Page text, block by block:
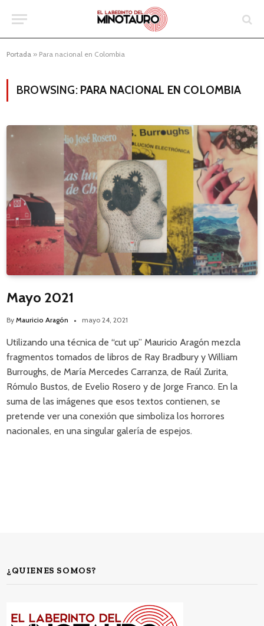
Portada » Para nacional en Colombia
BROWSING: PARA NACIONAL EN COLOMBIA
Mayo 2021
By Mauricio Aragón mayo 24, 2021
Utilizando una técnica de “cut up” Mauricio Aragón mezcla
fragmentos tomados de libros de Ray Bradbury y William
Burroughs, de María Mercedes Carranza, de Raúl Zurita,
Rómulo Bustos, de Evelio Rosero y de Jorge Franco. En la
suma de las imágenes que esos textos contienen, se
pretende ver una conexión que simboliza los horrores
nacionales, en una singular galería de espejos.
¿QUIENES SOMOS?